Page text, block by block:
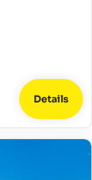
Details